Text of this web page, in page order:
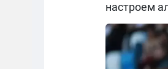
настроем